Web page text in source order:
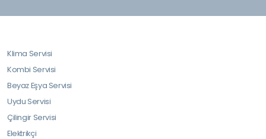
Klima Servisi
Kombi Servisi
Beyaz Eşya Servisi
Uydu Servisi
Çilingir Servisi
Elektrikçi